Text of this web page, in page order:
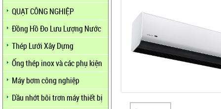
QUẠT CÔNG NGHIỆP
Đồng Hồ Đo Lưu Lượng Nước
Thép Lưới Xây Dựng
Ống thép inox và các phụ kiện
Máy bơm công nghiệp
Dầu nhớt bôi trơn máy thiết bị